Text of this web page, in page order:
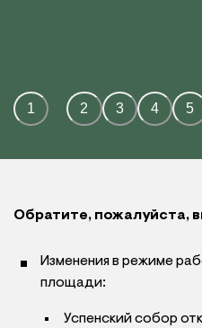
1 2 3 4 5
Обратите, пожалуйста,
Изменения в режиме
площади:
Успенский собор